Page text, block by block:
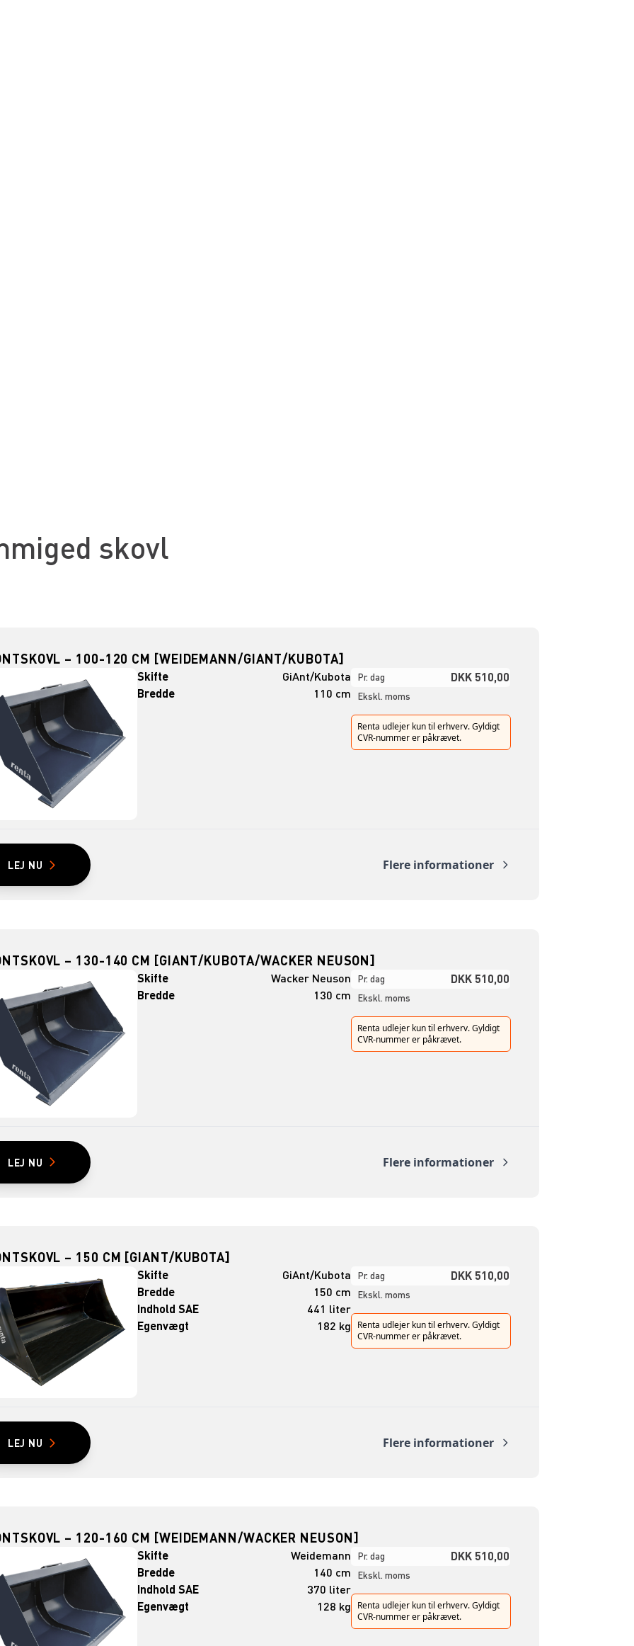
skovl
– 100-120 CM [WEIDEMANN/GIANT/KUBOTA]
Skifte
GiAnt/Kubota
Bredde
110 cm
Pr. dag DKK 510,00
Ekskl. moms
Renta udlejer kun til erhverv. Gyldigt
CVR-nummer er påkrævet.
LEJ NU Flere informationer
– 130-140 CM [GIANT/KUBOTA/WACKER NEUSON]
Skifte
Wacker Neuson
Bredde
130 cm
Pr. dag DKK 510,00
Ekskl. moms
Renta udlejer kun til erhverv. Gyldigt
CVR-nummer er påkrævet.
LEJ NU Flere informationer
– 150 CM [GIANT/KUBOTA]
Skifte
GiAnt/Kubota
Bredde
150 cm
Indhold SAE
441 liter
Egenvægt
182 kg
Pr. dag DKK 510,00
Ekskl. moms
Renta udlejer kun til erhverv. Gyldigt
CVR-nummer er påkrævet.
LEJ NU Flere informationer
– 120-160 CM [WEIDEMANN/WACKER NEUSON]
Skifte
Weidemann
Bredde
140 cm
Indhold SAE
370 liter
Egenvægt
128 kg
Pr. dag DKK 510,00
Ekskl. moms
Renta udlejer kun til erhverv. Gyldigt
CVR-nummer er påkrævet.